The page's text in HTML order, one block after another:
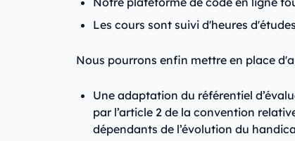
Les cours sont suivi d'heures
Nous pourrons enfin mettre en place
Une adaptation du référentiel
par l’article 2 de la convention
dépendants de l’évolution du